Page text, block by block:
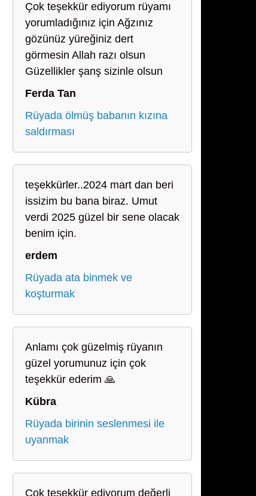
Çok teşekkür ediyorum rüyamı
yorumladığınız için Ağzınız
gözünüz yüreğiniz dert
görmesin Allah razı olsun
Güzellikler şanş sizinle olsun
Ferda Tan
Rüyada ölmüş babanın kızına
saldırması
teşekkürler..2024 mart dan beri
issizim bu bana biraz. Umut
verdi 2025 güzel bir sene olacak
benim için.
erdem
Rüyada ata binmek ve
koşturmak
Anlamı çok güzelmiş rüyanın
güzel yorumunuz için çok
teşekkür ederim 🙏
Kübra
Rüyada birinin seslenmesi ile
uyanmak
Çok teşekkür ediyorum değerli